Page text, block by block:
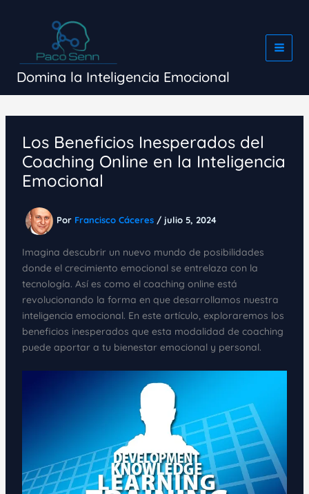
Domina la Inteligencia Emocional
Los Beneficios Inesperados del
Coaching Online en la Inteligencia
Emocional
Por Francisco Cáceres / julio 5, 2024
Imagina descubrir un nuevo mundo de posibilidades
donde el crecimiento emocional se entrelaza con la
tecnología. Así es como el coaching online está
revolucionando la forma en que desarrollamos nuestra
inteligencia emocional. En este artículo, exploraremos los
beneficios inesperados que esta modalidad de coaching
puede aportar a tu bienestar emocional y personal.